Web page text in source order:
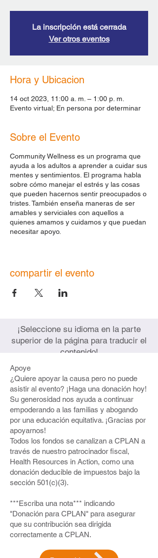
La inscripción está cerrada
Ver otros eventos
Hora y Ubicacion
14 oct 2023, 11:00 a. m. – 1:00 p. m.
Evento virtual; En persona por determinar
Sobre el Evento
Community Wellness es un programa que
ayuda a los adultos a aprender a cuidar sus
mentes y sentimientos. El programa habla
sobre cómo manejar el estrés y las cosas
que pueden hacernos sentir preocupados o
tristes. También enseña maneras de ser
amables y serviciales con aquellos a
quienes amamos y cuidamos y que puedan
necesitar apoyo.
octubre de 2023.
Martes
17 de octubre, de 18:00 a
19:30 horas |
19:30 horas |
Reimaginando nuestro
mundo: Comprender los recursos de
salud mental disponibles y cambiar la
forma en que pensamos y sentimos
nuestros hogares y quienes nos
rodean. ¿Cuándo debería animar a
otros a buscar apoyo profesional?
Participando en Nuestros Talleres:
Zoom: Nuestros talleres se llevan a
desde cualquier lugar.
Posibilidad en persona: También se
pueden ofrecer en persona en
Brockton (detalles por determinar).
sesiones en inglés, español y criollo
haitiano para adaptarnos a su idioma
preferido. Simplemente háganos
saber sus necesidades cuando se
compartir el evento
¡Seleccione su idioma en la parte
superior de la página para traducir el
contenido!
Apoye
¿Quiere apoyar la causa pero no puede
asistir al evento? ¡Haga una donación hoy!
Su generosidad nos ayuda a continuar
empoderando a las familias y abogando
por una educación equitativa. ¡Gracias por
apoyarnos!
Todos los fondos se canalizan a CPLAN a
través de nuestro patrocinador fiscal,
Health Resources in Action, como una
donación deducible de impuestos bajo la
sección 501(c)(3).
***Escriba una nota*** indicando
"Donación para CPLAN" para asegurar
que su contribución sea dirigida
correctamente a CPLAN.